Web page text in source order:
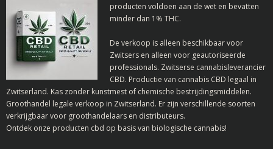
producten voldoen aan de wet en bevatten
minder dan 1% THC.
De verkoop is alleen beschikbaar voor
Zwitsers en alleen voor geautoriseerde
professionals. Zwitserse cannabisleverancier
CBD. Productie van cannabis CBD legaal in
Zwitserland. Kas zonder kunstmest of chemische bestrijdingsmiddelen.
Groothandel legale verkoop in Zwitserland. Er zijn verschillende soorten
verkrijgbaar voor groothandelaars en distributeurs.
Ontdek onze producten cbd op basis van biologische cannabis!